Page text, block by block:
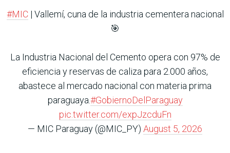
#MIC| Vallemí, cuna de la industria cementera nacional
🎯
La Industria Nacional del Cemento opera con 97% de
eficiencia y reservas de caliza para 2.000 años,
abastece al mercado nacional con materia prima
paraguaya.#GobiernoDelParaguay
pic.twitter.com/expJzcduFn
— MIC Paraguay (@MIC_PY) August 5, 2026